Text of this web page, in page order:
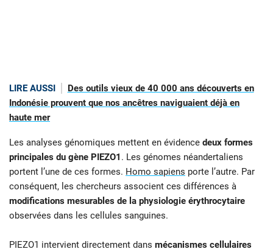
LIRE AUSSI
Des outils vieux de 40 000 ans découverts en
Indonésie prouvent que nos ancêtres naviguaient déjà en
haute mer
Les analyses génomiques mettent en évidence deux formes
principales du gène PIEZO1 . Les génomes néandertaliens
portent l’une de ces formes. Homo sapiens porte l’autre. Par
conséquent, les chercheurs associent ces différences à
modifications mesurables de la physiologie érythrocytaire
observées dans les cellules sanguines.
PIEZO1 intervient directement dans mécanismes cellulaires